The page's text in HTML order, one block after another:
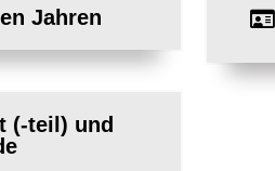
Jahren
(-teil) und